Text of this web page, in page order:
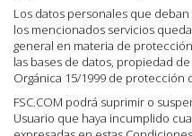
Los datos personales que
los mencionados servicios
general en materia de
las bases de datos, propiedad
Orgánica 15/1999 de protección
FSC.COM podrá suprimir o
Usuario que haya incumplido